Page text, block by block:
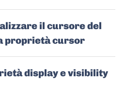
il cursore del
proprietà cursor
display e visibility